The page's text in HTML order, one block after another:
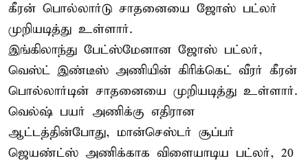
கீரன் பொல்லார்டு சாதனையை ஜோஸ் பட்லர்
முறியடித்து உள்ளார்.
இங்கிலாந்து பேட்ஸ்மேனான ஜோஸ் பட்லர்,
வெஸ்ட் இண்டீஸ் அணியின் கிரிக்கெட் வீரர் கீரன்
பொல்லார்டின் சாதனையை முறியடித்து உள்ளார்.
வெல்ஷ் பயர் அணிக்கு எதிரான
ஆட்டத்தின்போது, மான்செஸ்டர் சூப்பர்
ஜெயண்ட்ஸ் அணிக்காக விளையாடிய பட்லர், 20